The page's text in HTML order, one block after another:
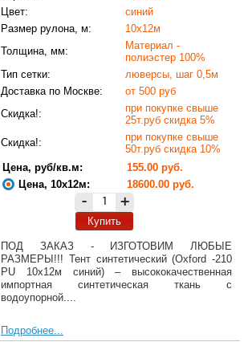
Цвет:
синий
Размер рулона, м:
10х12м
Толщина, мм:
Материал -
полиэстер 100%
Тип сетки:
люверсы, шаг 0,5м
Доставка по Москве:
от 500 руб
Скидка!:
при покупке свыше
25т.руб скидка 5%
Скидка!:
при покупке свыше
50т.руб скидка 10%
Цена, руб/кв.м:
155.00 руб.
Цена, 10х12м:
18600.00 руб.
- +
Купить
ПОД ЗАКАЗ - ИЗГОТОВИМ ЛЮБЫЕ
РАЗМЕРЫ!!! Тент синтетический (Oxford -210
PU 10х12м синий) – высококачественная
импортная синтетическая ткань с
водоупорной....
Подробнее...